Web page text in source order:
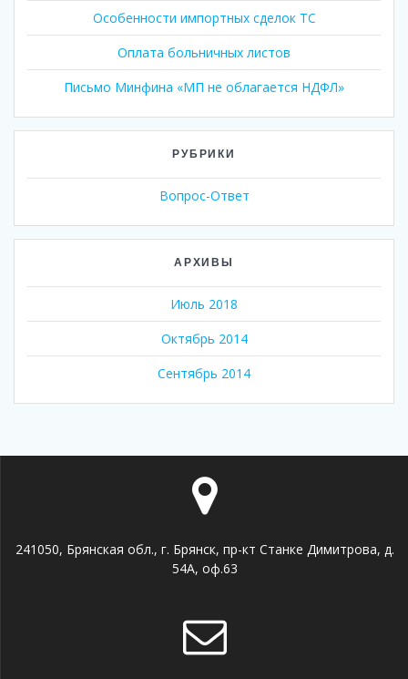
Особенности импортных сделок ТС
Оплата больничных листов
Письмо Минфина «МП не облагается НДФЛ»
РУБРИКИ
Вопрос-Ответ
АРХИВЫ
Июль 2018
Октябрь 2014
Сентябрь 2014
241050, Брянская обл., г. Брянск, пр-кт Станке Димитрова, д.
54А, оф.63